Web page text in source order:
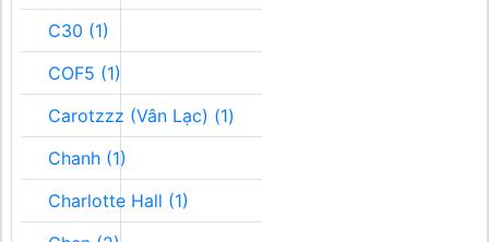
C30 (1)
COF5 (1)
Carotzzz (Vân Lạc) (1)
Chanh (1)
Charlotte Hall (1)